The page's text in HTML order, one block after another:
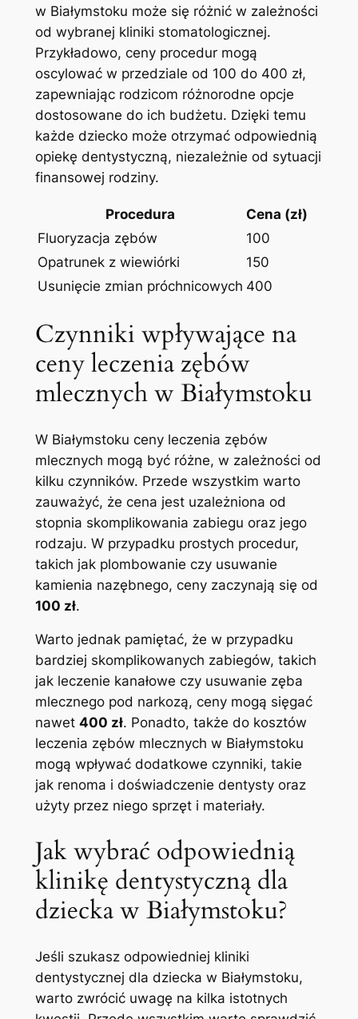
w Białymstoku może się‍ różnić w⁤ zależności
od wybranej kliniki stomatologicznej.
Przykładowo,‍ ceny procedur mogą
oscylować ⁤w przedziale od 100 do‌ 400 zł,
zapewniając rodzicom ⁣różnorodne opcje
dostosowane⁤ do​ ich budżetu. Dzięki temu
każde dziecko może otrzymać odpowiednią
opiekę dentystyczną, niezależnie od sytuacji
finansowej rodziny.
Procedura
Cena (zł)
Fluoryzacja zębów
100
Opatrunek z wiewiórki
150
Usunięcie zmian ​próchnicowych 400
Czynniki wpływające na
ceny leczenia zębów
mlecznych w Białymstoku
W⁤ Białymstoku ceny leczenia zębów⁣
mlecznych mogą‌ być różne, w zależności od
kilku czynników. Przede⁢ wszystkim warto
zauważyć, że cena‌ jest uzależniona od
‍stopnia skomplikowania zabiegu oraz jego
rodzaju. W przypadku prostych procedur,⁣
takich jak plombowanie czy usuwanie
kamienia nazębnego, ceny zaczynają się od
100 zł.
Warto jednak pamiętać, że w przypadku
bardziej skomplikowanych zabiegów, takich
‌jak leczenie kanałowe czy usuwanie zęba
mlecznego pod narkozą, ceny mogą sięgać
nawet 400 zł. Ponadto, także do kosztów
leczenia zębów mlecznych ‍w‍ Białymstoku
mogą wpływać dodatkowe czynniki, takie⁤
jak renoma i doświadczenie dentysty ‌oraz
użyty przez niego sprzęt i materiały.
Jak‍ wybrać odpowiednią
klinikę ⁢dentystyczną dla
dziecka w‌ Białymstoku?
Jeśli szukasz odpowiedniej kliniki
dentystycznej dla dziecka w Białymstoku,
warto zwrócić uwagę na kilka‌ istotnych​